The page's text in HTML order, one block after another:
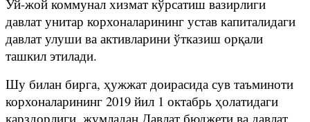
Уй-жой коммунал хизмат кўрсатиш вазирлиги
давлат унитар корхоналарининг устав капиталидаги
давлат улуши ва активларини ўтказиш орқали
ташкил этилади.
Шу билан бирга, ҳужжат доирасида сув таъминоти
корхоналарининг 2019 йил 1 октабрь ҳолатидаги
қарздорлиги, жумладан Давлат бюджети ва давлат